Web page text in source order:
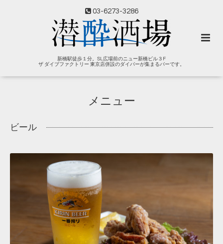
03-6273-3286
新橋駅徒歩１分。SL広場前のニュー新橋ビル３F
ザ ダイブファクトリー 東京店併設のダイバーが集まるバーです。
メニュー
ビール